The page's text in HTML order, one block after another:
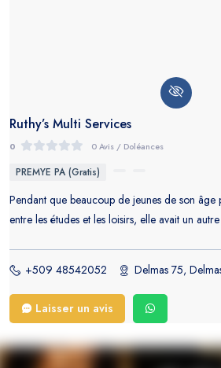
Ruthy’s Multi Services
0 0 Avis / Doléances
PREMYE PA (Gratis)
Pendant que beaucoup de jeunes de son âge
entre les études et les loisirs, elle avait un
heures à apprendre, à chercher les meilleures
un projet capable d’apporter de la valeur à sa
qu’il n’était pas nécessaire d’attendre la fin
construire son avenir. C’est avec cette conviction qu’est née Ruthy’s Multi
Services, il y a un peu plus d’un an. Au
+509 48542052 Delmas 75,
Laisser un avis